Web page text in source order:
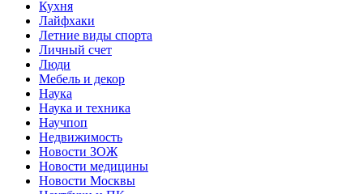
Кухня
Лайфхаки
Летние виды спорта
Личный счет
Люди
Мебель и декор
Наука
Наука и техника
Научпоп
Недвижимость
Новости ЗОЖ
Новости медицины
Новости Москвы